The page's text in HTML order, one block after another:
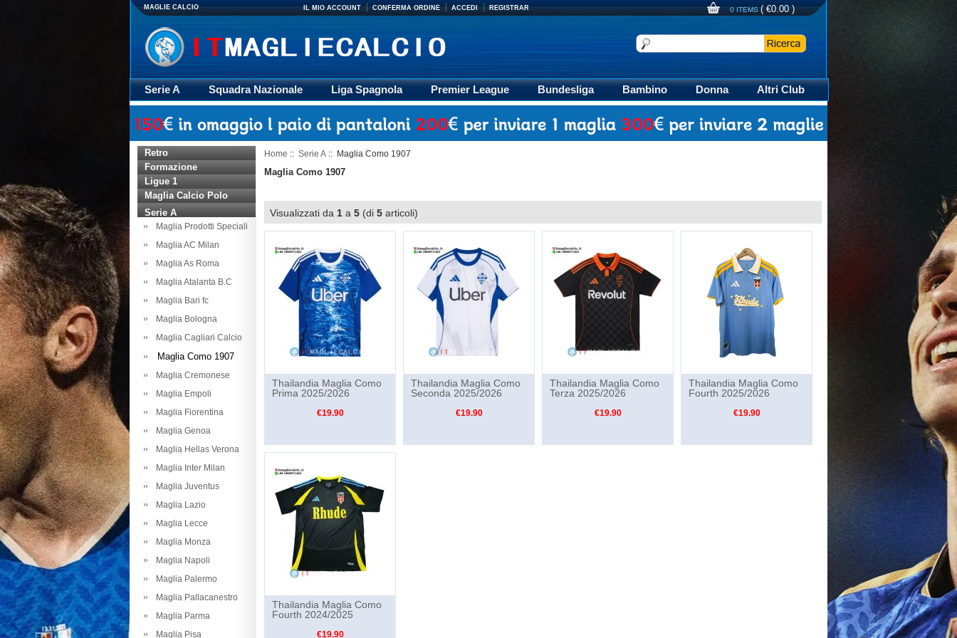
MAGLIE CALCIO IL MIO ACCOUNT CONFERMA ORDINE ACCEDI REGISTRAR 0 ITEMS ( €0.00 )
Serie A Squadra Nazionale Liga Spagnola Premier League Bundesliga Bambino Donna
Altri Club
Retro
Formazione
Ligue 1
Maglia Calcio Polo
Serie A
Maglia Prodotti Speciali
Maglia AC Milan
Maglia As Roma
Maglia Atalanta B.C
Maglia Bari fc
Maglia Bologna
Maglia Cagliari Calcio
Maglia Como 1907
Maglia Cremonese
Maglia Empoli
Maglia Fiorentina
Maglia Genoa
Maglia Hellas Verona
Maglia Inter Milan
Maglia Juventus
Maglia Lazio
Maglia Lecce
Maglia Monza
Maglia Napoli
Maglia Palermo
Maglia Pallacanestro
Maglia Parma
Maglia Pisa
Home :: Serie A :: Maglia Como 1907
Maglia Como 1907
Visualizzati da 1 a 5 (di 5 articoli)
Thailandia Maglia Como
Prima 2025/2026
€19.90
Thailandia Maglia Como
Seconda 2025/2026
€19.90
Thailandia Maglia Como
Terza 2025/2026
€19.90
Thailandia Maglia Como
Fourth 2025/2026
€19.90
Thailandia Maglia Como
Fourth 2024/2025
€19.90